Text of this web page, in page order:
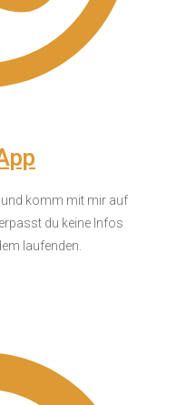
komm mit mir auf
du keine Infos
laufenden.